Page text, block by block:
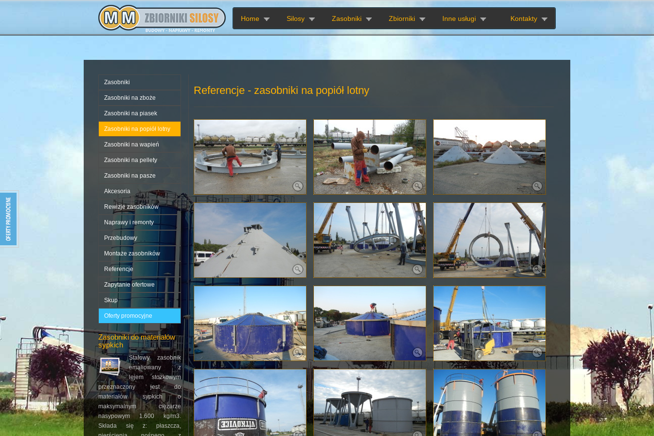
Home Silosy Zasobniki Zbiorniki Inne usługi Kontakty
Zasobniki
Zasobniki na zboże
Zasobniki na piasek
Zasobniki na popiół lotny
Zasobniki na wapień
Zasobniki na pellety
Zasobniki na pasze
Akcesoria
Rewizje zasobników
Naprawy i remonty
Przebudowy
Montaże zasobników
Referencje
Zapytanie ofertowe
Skup
Oferty promocyjne
Zasobniki do materiałów
sypkich
Stalowy zasobnik
emaliowany z
lejem stożkowym
przeznaczony jest do
materiałów sypkich o
maksymalnym ciężarze
nasypowym 1.600 kg/m3.
Składa się z: płaszcza,
Referencje - zasobniki na popiół lotny